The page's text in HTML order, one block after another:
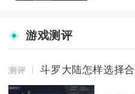
游戏测评
测评